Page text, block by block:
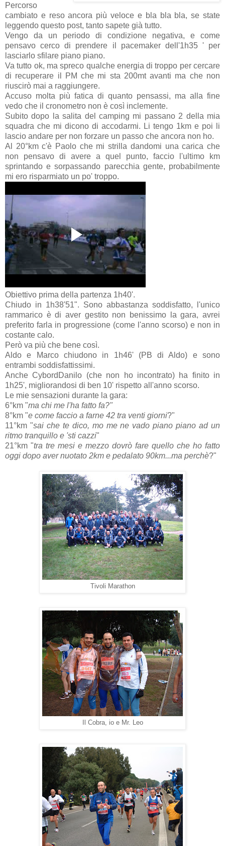
Percorso
cambiato e reso ancora più veloce e bla bla bla, se state
leggendo questo post, tanto sapete già tutto.
Vengo da un periodo di condizione negativa, e come
pensavo cerco di prendere il pacemaker dell'1h35 ' per
lasciarlo sfilare piano piano.
Va tutto ok, ma spreco qualche energia di troppo per cercare
di recuperare il PM che mi sta 200mt avanti ma che non
riuscirò mai a raggiungere.
Accuso molta più fatica di quanto pensassi, ma alla fine
vedo che il cronometro non è così inclemente.
Subito dopo la salita del camping mi passano 2 della mia
squadra che mi dicono di accodarmi. Li tengo 1km e poi li
lascio andare per non forzare un passo che ancora non ho.
Al 20°km c'è Paolo che mi strilla dandomi una carica che
non pensavo di avere a quel punto, faccio l'ultimo km
sprintando e sorpassando parecchia gente, probabilmente
mi ero risparmiato un po' troppo.
Obiettivo prima della partenza 1h40'.
Chiudo in 1h38'51". Sono abbastanza soddisfatto, l'unico
rammarico è di aver gestito non benissimo la gara, avrei
preferito farla in progressione (come l'anno scorso) e non in
costante calo.
Però va più che bene così.
Aldo e Marco chiudono in 1h46' (PB di Aldo) e sono
entrambi soddisfattissimi.
Anche CybordDanilo (che non ho incontrato) ha finito in
1h25', migliorandosi di ben 10' rispetto all'anno scorso.
Le mie sensazioni durante la gara:
6°km "ma chi me l'ha fatto fa?"
8°km "e come faccio a farne 42 tra venti giorni?"
11°km "sai che te dico, mo me ne vado piano piano ad un
ritmo tranquillo e 'sti cazzi"
21°km "tra tre mesi e mezzo dovrò fare quello che ho fatto
oggi dopo aver nuotato 2km e pedalato 90km...ma perchè?"
Tivoli Marathon
Il Cobra, io e Mr. Leo